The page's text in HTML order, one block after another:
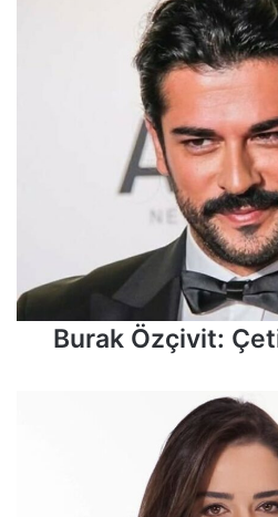
Burak Özçivit: